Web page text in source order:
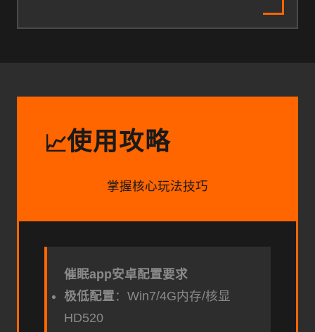
📈使用攻略
掌握核心玩法技巧
催眠app安卓配置要求
​极低配置​ ​：Win7/4G内存/核显
HD520